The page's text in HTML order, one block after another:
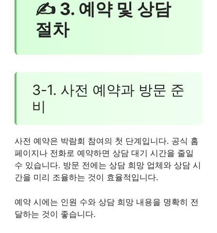
✍ 3. 예약 및 상담
절차
3-1. 사전 예약과 방문 준
비
사전 예약은 박람회 참여의 첫 단계입니다. 공식 홈
페이지나 전화로 예약하면 상담 대기 시간을 줄일
수 있습니다. 방문 전에는 상담 희망 업체와 상담 시
간을 미리 조율하는 것이 효율적입니다.
예약 시에는 인원 수와 상담 희망 내용을 명확히 전
달하는 것이 좋습니다.